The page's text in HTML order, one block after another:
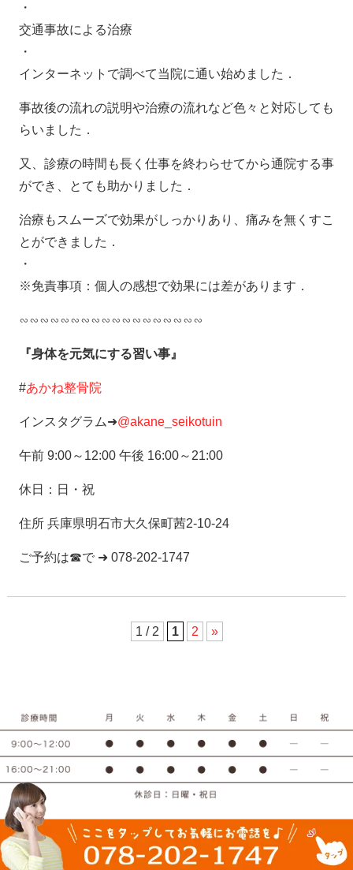
・
交通事故による治療
・
インターネットで調べて当院に通い始めました．
事故後の流れの説明や治療の流れなど色々と対応しても
らいました．
又、診療の時間も長く仕事を終わらせてから通院する事
ができ、とても助かりました．
治療もスムーズで効果がしっかりあり、痛みを無くすこ
とができました．
・
※免責事項：個人の感想で効果には差があります．
∽∽∽∽∽∽∽∽∽∽∽∽∽∽∽∽∽∽
『身体を元気にする習い事』
#あかね整骨院
インスタグラム➜@akane_seikotuin
午前 9:00～12:00 午後 16:00～21:00
休日：日・祝
住所 兵庫県明石市大久保町茜2-10-24
ご予約は☎で ➜ 078-202-1747
1 / 2 1 2 »
078-202-1747